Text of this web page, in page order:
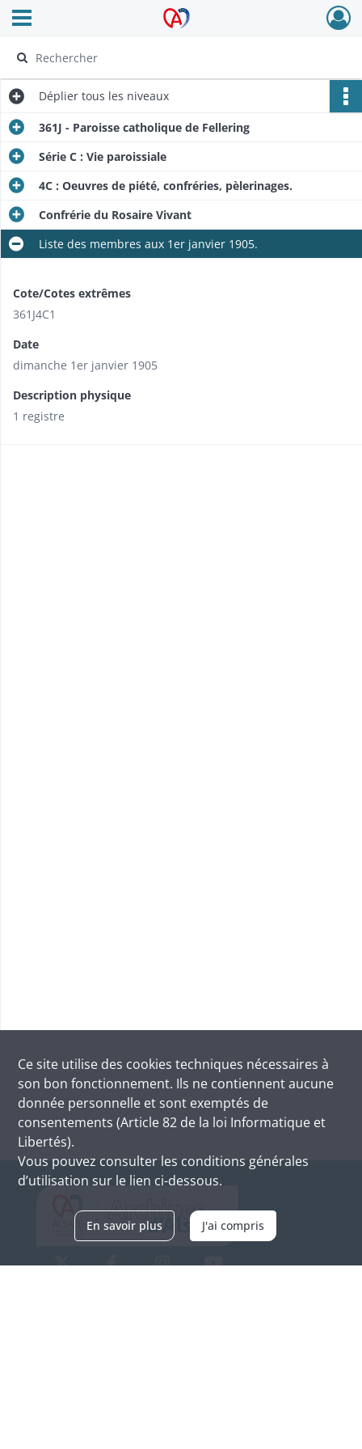
Archives Alsace - Colmar
Ouvrir le menu déroulant
Déplier tous les niveaux
361J - Paroisse catholique de Fellering
Série C : Vie paroissiale
4C : Oeuvres de piété, confréries, pèlerinages.
Confrérie du Rosaire Vivant
Liste des membres aux 1er janvier 1905.
Cote/Cotes extrêmes
361J4C1
Date
dimanche 1er janvier 1905
Description physique
1 registre
Ce site utilise des cookies techniques nécessaires à
son bon fonctionnement. Ils ne contiennent aucune
donnée personnelle et sont exemptés de
consentements (Article 82 de la loi Informatique et
Libertés).
Vous pouvez consulter les conditions générales
d’utilisation sur le lien ci-dessous.
En savoir plus J'ai compris